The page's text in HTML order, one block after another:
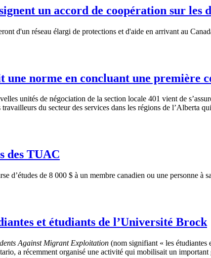
un accord de coopération sur les
d'un réseau élargi de protections et d'aide en arrivant au
norme en concluant une première
unités de négociation de la section locale 401 vientde
travailleurs du secteurdes services dans les régions de l’Alberta qui
des TUAC
d’études de 8 000 $ à un membre canadien ou une personne à sa
et étudiants de l’Université Brock
Against Migrant Exploitation (nom signifiant « les étudiantes
a récemment organisé une activité qui mobilisait un